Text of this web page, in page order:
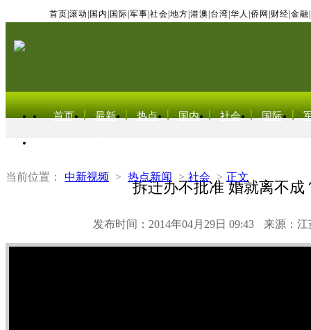
首页 滚动 国内 国际 军事 社会 地方 港澳 台湾 华人 侨网 财经 金融
首页 最新 热点 国内 社会 国际
当前位置： 中新视频 > 热点新闻 > 社会 > 正文
拆迁办不批准 婚就离不成
发布时间：2014年04月29日 09:43 来源：江